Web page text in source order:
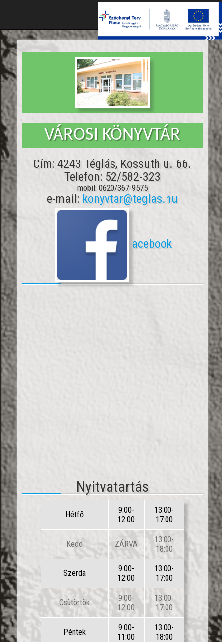
VÁROSI KÖNYVTÁR
Cím: 4243 Téglás, Kossuth u. 66.
Telefon: 52/582-323
mobil: 0620/367-9575
e-mail: konyvtar@teglas.hu
acebook
Nyitvatartás
Hétfő
9:00-
12:00
13:00-
17:00
Kedd ZÁRVA
13:00-
18:00
Szerda
9:00-
12:00
13:00-
17:00
Csütörtök
9:00-
12:00
13:00-
17:00
Péntek
9:00-
11:00
13:00-
18:00